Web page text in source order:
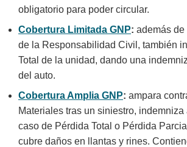
obligatorio para poder circular.
Cobertura Limitada GNP: además
de la Responsabilidad Civil, también
Total de la unidad, dando una
del auto.
Cobertura Amplia GNP: ampara
Materiales tras un siniestro, indemniza
caso de Pérdida Total o Pérdida
cubre daños en llantas y rines.